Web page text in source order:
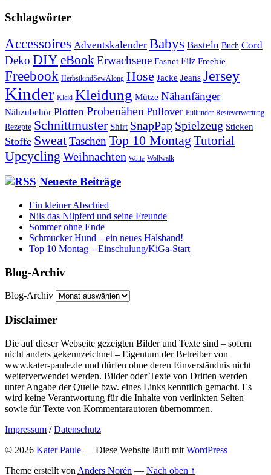
Schlagwörter
Accessoires Adventskalender Babys Basteln Buch Cord
Deko DIY eBook Erwachsene Fasnet Filz Freebie
Freebook HerbstkindSewAlong Hose Jacke Jeans Jersey
Kinder Kleid Kleidung Mütze Nähanfänger
Nähzubehör Plotten Probenähen Pullover Pullunder Resteverwertung
Rezepte Schnittmuster Shirt SnapPap Spielzeug Sticken
Stoffe SweatTaschen Top 10 Montag Tutorial
Upcycling Weihnachten Wolle Wollwalk
Neueste Beiträge
Ein kleiner Abschied
Nils das Nilpferd und seine Freunde
Sommer ohne Ende
Schmucker Hund – ein neues Halsband!
Top 10 Montag – Einschulung/KiGa-Start
Blog-Archiv
Blog-Archiv
Disclaimer
Die auf dieser Webseite gezeigten Bilder und Texte sind – sofern
nicht anders gekennzeichnet – Eigentum der Betreiber von
www.kater-paule.de und dürfen ohne deren Einverständnis nicht
weiterverwendet werden. Bilder oder Texte von Dritten werden
unter Angabe der Quelle bzw. eines Links kenntlich gemacht. Es
wird keine Verantwortung für die Inhalte von verlinkten Seiten
sowie für Texte von Kommentarautoren übernommen.
Impressum /Datenschutz
© 2026 Kater Paule — Diese Website läuft mit WordPress
Theme erstellt von Anders Norén — Nach oben ↑